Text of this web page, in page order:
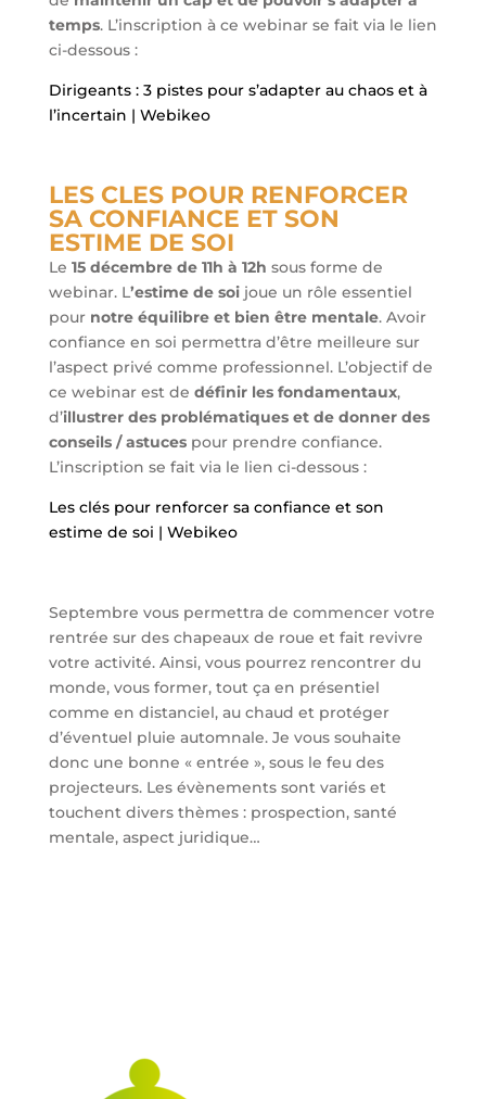
temps. L’inscription à ce webinar se fait via le lien
ci-dessous :
Dirigeants : 3 pistes pour s’adapter au chaos et à
l’incertain | Webikeo
LES CLES POUR RENFORCER
SA CONFIANCE ET SON
ESTIME DE SOI
Le 15 décembre de 11h à 12h sous forme de
webinar. L’estime de soijoue un rôle essentiel
pour notre équilibre et bien être mentale. Avoir
confiance en soi permettra d’être meilleure sur
l’aspect privé comme professionnel. L’objectif de
ce webinar est de définir les fondamentaux,
d’illustrer des problématiques et de donner des
conseils / astucespour prendre confiance.
L’inscription se fait via le lien ci-dessous :
Les clés pour renforcer sa confiance et son
estime de soi | Webikeo
Septembre vous permettra de commencer votre
rentrée sur des chapeaux de roue et fait revivre
votre activité. Ainsi, vous pourrez rencontrer du
monde, vous former, tout ça en présentiel
comme en distanciel, au chaud et protéger
d’éventuel pluie automnale. Je vous souhaite
donc une bonne « entrée », sous le feu des
projecteurs. Les évènements sont variés et
touchent divers thèmes : prospection, santé
mentale, aspect juridique…